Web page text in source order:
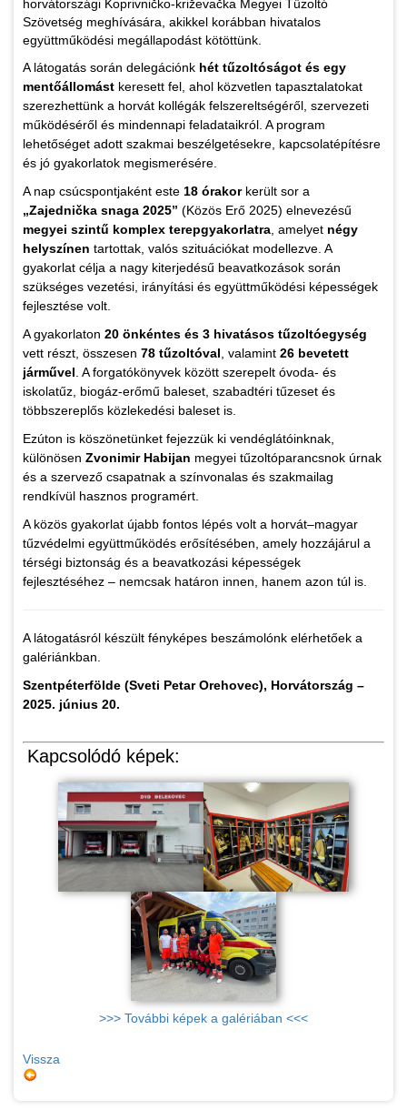
horvátországi Koprivničko-križevačka Megyei Tűzoltó
Szövetség meghívására, akikkel korábban hivatalos
együttműködési megállapodást kötöttünk.
A látogatás során delegációnk hét tűzoltóságot és egy
mentőállomást keresett fel, ahol közvetlen tapasztalatokat
szerezhettünk a horvát kollégák felszereltségéről, szervezeti
működéséről és mindennapi feladataikról. A program
lehetőséget adott szakmai beszélgetésekre, kapcsolatépítésre
és jó gyakorlatok megismerésére.
A nap csúcspontjaként este 18 órakorkerült sor a
„Zajednička snaga 2025” (Közös Erő 2025) elnevezésű
megyei szintű komplex terepgyakorlatra , amelyet négy
helyszínen tartottak, valós szituációkat modellezve. A
gyakorlat célja a nagy kiterjedésű beavatkozások során
szükséges vezetési, irányítási és együttműködési képességek
fejlesztése volt.
A gyakorlaton 20 önkéntes és 3 hivatásos tűzoltóegység
vett részt, összesen 78 tűzoltóval , valamint 26 bevetett
járművel . A forgatókönyvek között szerepelt óvoda- és
iskolatűz, biogáz-erőmű baleset, szabadtéri tűzeset és
többszereplős közlekedési baleset is.
Ezúton is köszönetünket fejezzük ki vendéglátóinknak,
különösen Zvonimir Habijan megyei tűzoltóparancsnok úrnak
és a szervező csapatnak a színvonalas és szakmailag
rendkívül hasznos programért.
A közös gyakorlat újabb fontos lépés volt a horvát–magyar
tűzvédelmi együttműködés erősítésében, amely hozzájárul a
térségi biztonság és a beavatkozási képességek
fejlesztéséhez – nemcsak határon innen, hanem azon túl is.
A látogatásról készült fényképes beszámolónk elérhetőek a
galériánkban.
Szentpéterfölde (Sveti Petar Orehovec), Horvátország –
2025. június 20.
Kapcsolódó képek:
>>> További képek a galériában <<<
Vissza